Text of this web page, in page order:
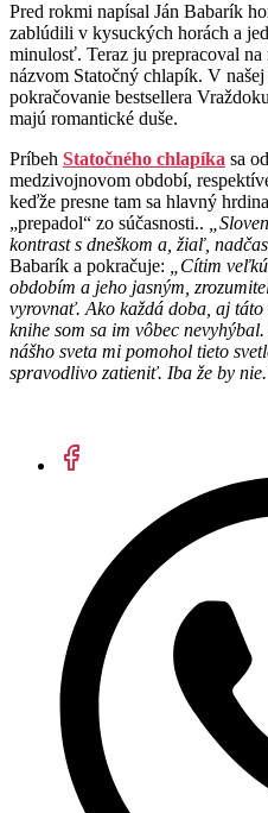
Pred rokmi napísal Ján Babarík
zablúdili v kysuckých horách a
minulosť. Teraz ju prepracoval
názvom Statočný chlapík. V
pokračovanie bestsellera
majú romantické duše.
Príbeh Statočného chlapíka sa
medzivojnovom období,
keďže presne tam sa hlavný
„prepadol“ zo súčasnosti..
kontrast s dneškom a, žiaľ,
Babarík a pokračuje: „Cítim
obdobím a jeho jasným,
vyrovnať. Ako každá doba, aj
knihe som sa im vôbec
nášho sveta mi pomohol tieto
spravodlivo zatieniť. Iba že by